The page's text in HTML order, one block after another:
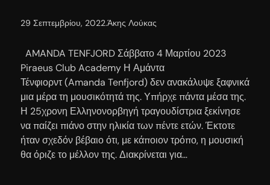
29 Σεπτεμβρίου, 2022.Άκης Λούκας
AMANDA TENFJORD Σάββατο 4 Μαρτίου 2023
Piraeus Club Academy Η Αμάντα
Τένφιορντ (Amanda Tenfjord) δεν ανακάλυψε ξαφνικά
μια μέρα τη μουσικότητά της. Υπήρχε πάντα μέσα της.
Η 25χρονη Ελληνονορβηγή τραγουδίστρια ξεκίνησε
να παίζει πιάνο στην ηλικία των πέντε ετών. Έκτοτε
ήταν σχεδόν βέβαιο ότι, με κάποιον τρόπο, η μουσική
θα όριζε το μέλλον της. Διακρίνεται για…